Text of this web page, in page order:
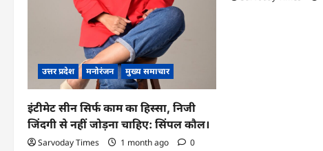
उत्तर प्रदेश मनोरंजन मुख्य समाचार
इंटीमेट सीन सिर्फ काम का हिस्सा, निजी
जिंदगी से नहीं जोड़ना चाहिए: सिंपल कौल।
Sarvoday Times 1 month ago 0